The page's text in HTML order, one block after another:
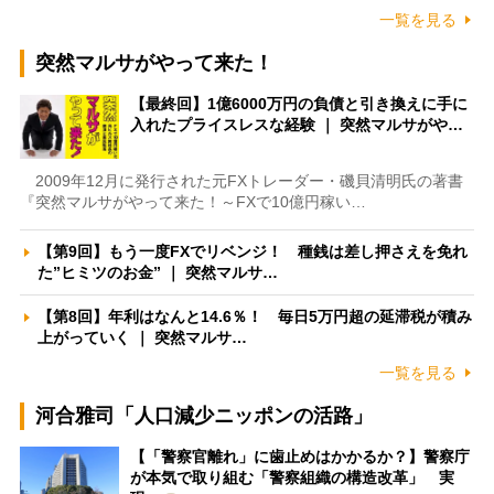
一覧を見る
突然マルサがやって来た！
【最終回】1億6000万円の負債と引き換えに手に
入れたプライスレスな経験 ｜ 突然マルサがや…
2009年12月に発行された元FXトレーダー・磯貝清明氏の著書
『突然マルサがやって来た！～FXで10億円稼い…
【第9回】もう一度FXでリベンジ！ 種銭は差し押さえを免れ
た”ヒミツのお金” ｜ 突然マルサ…
【第8回】年利はなんと14.6％！ 毎日5万円超の延滞税が積み
上がっていく ｜ 突然マルサ…
一覧を見る
河合雅司「人口減少ニッポンの活路」
【「警察官離れ」に歯止めはかかるか？】警察庁
が本気で取り組む「警察組織の構造改革」 実